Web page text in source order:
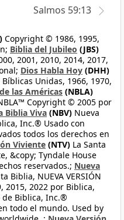
Salmos 59:13
Copyright © 1986, 1995,
Biblia del Jubileo (JBS)
2001, 2010, 2014, 2017,
Dios Habla Hoy (DHH)
Unidas, 1966, 1970,
las Américas (NBLA)
Copyright © 2005 por
Biblia Viva (NBV) Nueva
Inc.® Usado con
todos los derechos en
Viviente (NTV) La Santa
&copy; Tyndale House
reservados.; Nueva
Biblia, NUEVA VERSIÓN
2015, 2022 por Biblica,
Biblica, Inc.®
todo el mundo. Used by